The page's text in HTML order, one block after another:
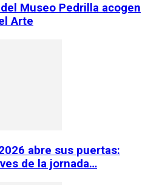
Museo Pedrilla acogen
Arte
abre sus puertas:
de la jornada…